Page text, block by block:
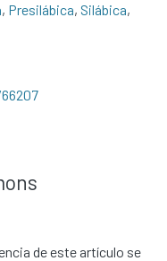
, Presilábica, Silábica,
de este artículo se